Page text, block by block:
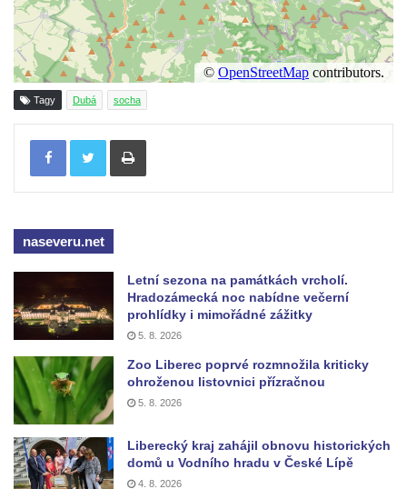
Socha Krista klesajícího pod křížem u
kostela svatého Mikuláše v Českých
Budějovicích
Socha svatého Jana Nepomuckého u
kostela svaté Rodiny v Českých
Budějovicích
Socha S tebou v parku na Senovážném
Socha Tornádo v parku na Senovážném
náměstí v Českých Budějovicích
Sousoší Humanoidi na Lannově třídě v
Českých Budějovicích
Pomník Vojtěcha Adalberta Lanny v parku
Na Sadech v Českých Budějovicích
Pomník Přemysla Otakara II. v parku Na
Sadech v Českých Budějovicích
Socha Mateřství v parku Na Sadech v
Českých Budějovicích
Tagy Dubá socha
Tisknout
naseveru.net
Letní sezona na památkách vrcholí.
Hradozámecká noc nabídne večerní
prohlídky i mimořádné zážitky
5. 8. 2026
Zoo Liberec poprvé rozmnožila kriticky
ohroženou listovnici přízračnou
5. 8. 2026
Liberecký kraj zahájil obnovu historických
domů u Vodního hradu v České Lípě
4. 8. 2026